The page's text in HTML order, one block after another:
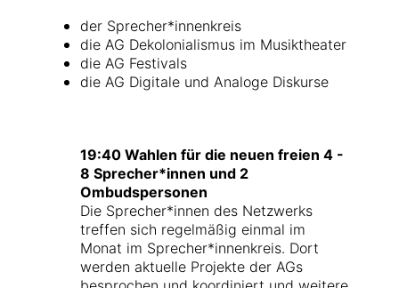
der Sprecher*innenkreis
die AG Dekolonialismus im Musiktheater
die AG Festivals
die AG Digitale und Analoge Diskurse
19:40 Wahlen für die neuen freien 4 -
8 Sprecher*innen und 2
Ombudspersonen
Die Sprecher*innen des Netzwerks
treffen sich regelmäßig einmal im
Monat im Sprecher*innenkreis. Dort
werden aktuelle Projekte der AGs